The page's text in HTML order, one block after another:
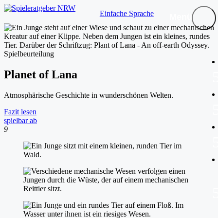
Einfache Sprache Menü
Spielbeurteilung
Planet of Lana
Atmosphärische Geschichte in wunderschönen Welten.
Fazit lesen
spielbar ab
9